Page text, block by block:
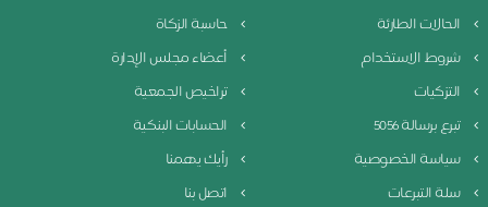
الحالات الطارئة
حاسبة الزكاة
شروط الاستخدام
أعضاء مجلس الإدارة
التزكيات
تراخيص الجمعية
تبرع برسالة 5056
الحسابات البنكية
سياسة الخصوصية
رأيك يهمنا
سلة التبرعات
اتصل بنا